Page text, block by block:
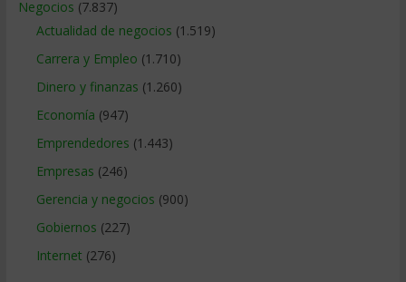
Negocios (7.837)
Actualidad de negocios (1.519)
Carrera y Empleo (1.710)
Dinero y finanzas (1.260)
Economía (947)
Emprendedores (1.443)
Empresas (246)
Gerencia y negocios (900)
Gobiernos (227)
Internet (276)